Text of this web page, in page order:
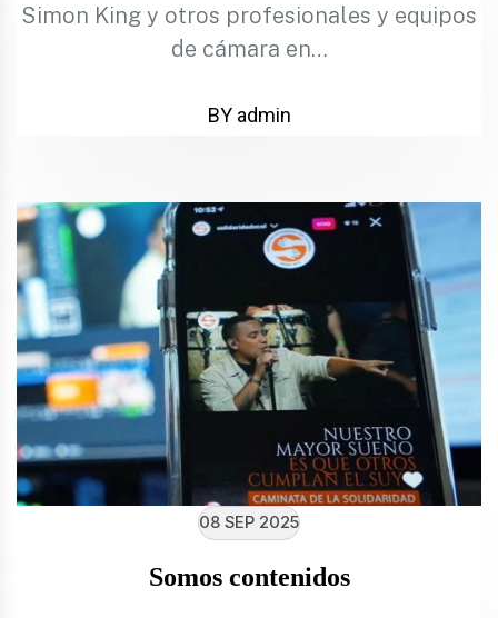
Simon King y otros profesionales y equipos
de cámara en…
BY admin
08 SEP 2025
Somos contenidos